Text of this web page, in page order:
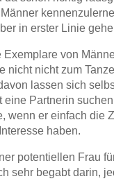
in erster Linie
von
nicht nicht zum
lassen sich
Partnerin
wenn er einfach die
haben.
potentiellen Frau
sehr begabt darin,